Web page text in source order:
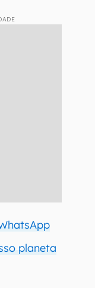
planeta